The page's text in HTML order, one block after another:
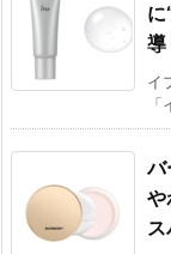
導
イ
バ
や